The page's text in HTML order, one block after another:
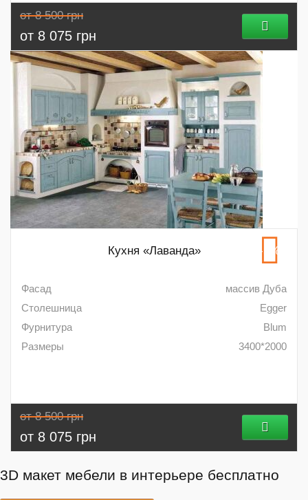
от 8 500 грн
от 8 075 грн
Кухня «Лаванда» -5%
от 8 500 грн
от 8 075 грн
Фасад
массив Дуба
Столешница
Egger
Фурнитура
Blum
Размеры
3400*2000
3D макет мебели в интерьере бесплатно